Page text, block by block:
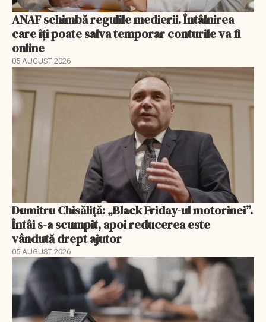
ANAF schimbă regulile medierii. Întâlnirea
care îți poate salva temporar conturile va fi
online
05 AUGUST 2026
Dumitru Chisăliță: „Black Friday-ul motorinei”.
Întâi s-a scumpit, apoi reducerea este
vândută drept ajutor
05 AUGUST 2026